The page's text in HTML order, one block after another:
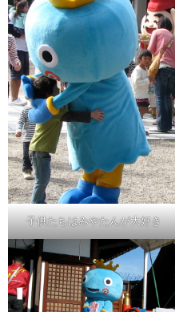
子供たちはみやたんが大好き